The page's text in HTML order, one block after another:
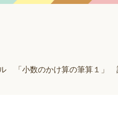
「小数のかけ算の筆算１」